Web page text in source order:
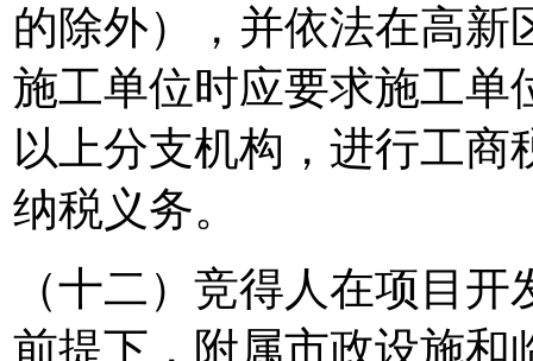
的除外），并依法在高新
施工单位时应要求施工单
以上分支机构，进行工
纳税义务。
（十二）竞得人在项目
前提下，附属市政设施和